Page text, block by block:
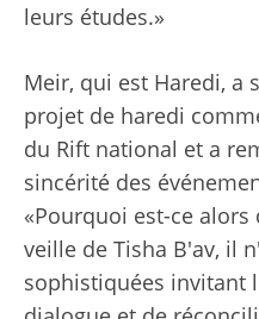
leurs études.»
Meir, qui est Haredi, a
projet de haredi
du Rift national et a
sincérité des
«Pourquoi est-ce alors
veille de Tisha B'av, il
sophistiquées invitant